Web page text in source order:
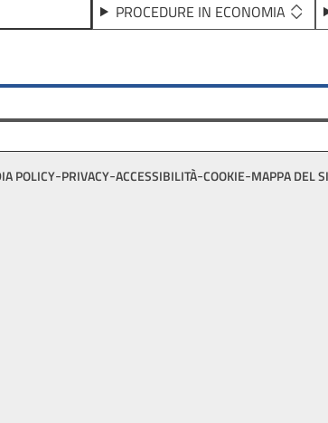
PROCEDURE IN ECONOMIA
POLICY PRIVACY ACCESSIBILITÀ COOKIE MAPPA DEL